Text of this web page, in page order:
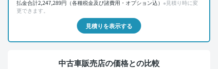
払金合計2,247,289円（各種税金及び諸費用・オプション込） ※見積り時に変
更できます。
見積りを表示する
中古車販売店の価格との比較